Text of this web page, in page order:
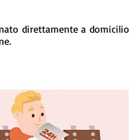
direttamente a domicilio